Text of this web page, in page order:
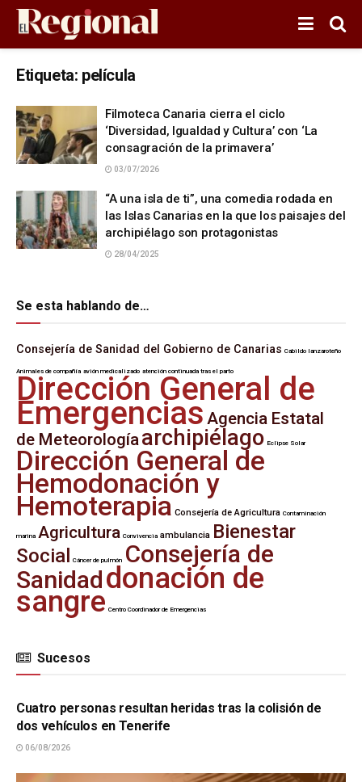
Etiqueta: película
Filmoteca Canaria cierra el ciclo
‘Diversidad, Igualdad y Cultura’ con ‘La
consagración de la primavera’
03/07/2026
“A una isla de ti”, una comedia rodada en
las Islas Canarias en la que los paisajes del
archipiélago son protagonistas
28/04/2025
Se esta hablando de…
Consejería de Sanidad del Gobierno de Canarias Cabildo lanzaroteño
Animales de compañía avión medicalizado atención continuada tras el parto
Dirección General de
Emergencias Agencia Estatal
de Meteorologíaarchipiélago Eclipse Solar
Dirección General de
Hemodonación y
Hemoterapia Consejería de Agricultura Contaminación
marina Agricultura Convivencia ambulancia Bienestar
Social
Cáncer de pulmón Consejería de
Sanidaddonación de
sangre Centro Coordinador de Emergencias
Sucesos
SUCESOS
Cuatro personas resultan heridas tras la colisión de
dos vehículos en Tenerife
06/08/2026